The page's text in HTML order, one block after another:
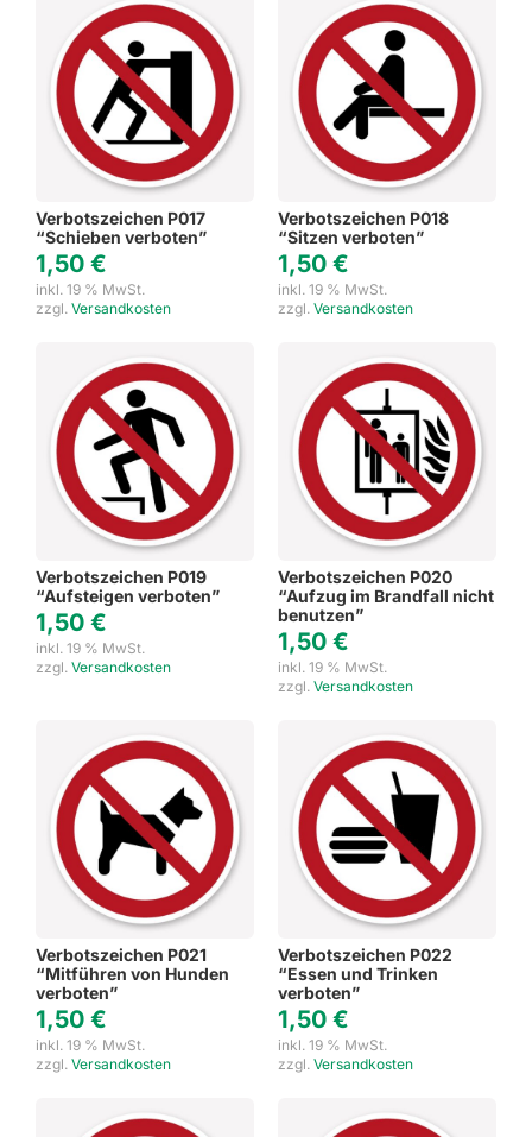
Verbotszeichen P017
“Schieben verboten”
1,50 €
inkl. 19 % MwSt.
zzgl. Versandkosten
Verbotszeichen P018
“Sitzen verboten”
1,50 €
inkl. 19 % MwSt.
zzgl. Versandkosten
Verbotszeichen P019
“Aufsteigen verboten”
1,50 €
inkl. 19 % MwSt.
zzgl. Versandkosten
Verbotszeichen P020
“Aufzug im Brandfall nicht
benutzen”
1,50 €
inkl. 19 % MwSt.
zzgl. Versandkosten
Verbotszeichen P021
“Mitführen von Hunden
verboten”
1,50 €
inkl. 19 % MwSt.
zzgl. Versandkosten
Verbotszeichen P022
“Essen und Trinken
verboten”
1,50 €
inkl. 19 % MwSt.
zzgl. Versandkosten